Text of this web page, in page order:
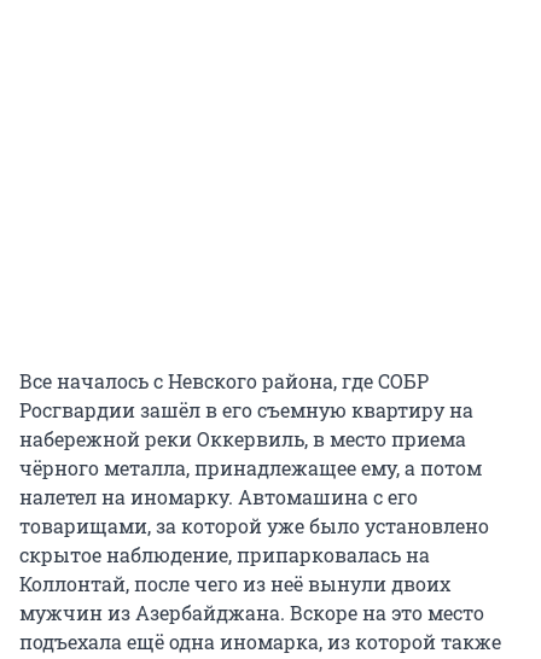
Все началось с Невского района, где СОБР
Росгвардии зашёл в его съемную квартиру на
набережной реки Оккервиль, в место приема
чёрного металла, принадлежащее ему, а потом
налетел на иномарку. Автомашина с его
товарищами, за которой уже было установлено
скрытое наблюдение, припарковалась на
Коллонтай, после чего из неё вынули двоих
мужчин из Азербайджана. Вскоре на это место
подъехала ещё одна иномарка, из которой также